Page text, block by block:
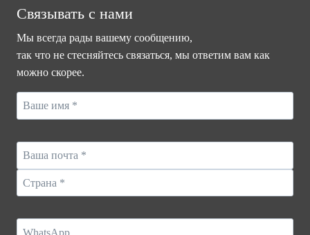
Связывать с нами
Мы всегда рады вашему сообщению,
так что не стесняйтесь связаться, мы ответим вам как
можно скорее.